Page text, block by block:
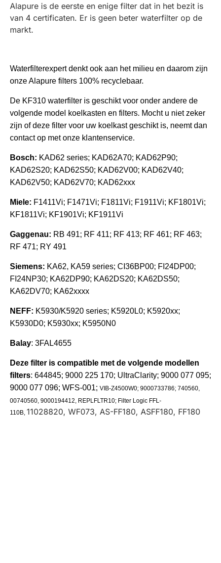
Alapure is de eerste en enige filter dat in het bezit is
van 4 certificaten. Er is geen beter waterfilter op de
markt.
Waterfilterexpert denkt ook aan het milieu en daarom zijn
onze Alapure filters 100% recyclebaar.
De KF310 waterfilter is geschikt voor onder andere de
volgende model koelkasten en filters. Mocht u niet zeker
zijn of deze filter voor uw koelkast geschikt is, neemt dan
contact op met onze klantenservice.
Bosch: KAD62 series; KAD62A70; KAD62P90;
KAD62S20; KAD62S50; KAD62V00; KAD62V40;
KAD62V50; KAD62V70; KAD62xxx
Miele: F1411Vi; F1471Vi; F1811Vi; F1911Vi; KF1801Vi;
KF1811Vi; KF1901Vi; KF1911Vi
Gaggenau: RB 491; RF 411; RF 413; RF 461; RF 463;
RF 471; RY 491
Siemens: KA62, KA59 series; CI36BP00; FI24DP00;
FI24NP30; KA62DP90; KA62DS20; KA62DS50;
KA62DV70; KA62xxxx
NEFF: K5930/K5920 series; K5920L0; K5920xx;
K5930D0; K5930xx; K5950N0
Balay: 3FAL4655
Deze filter is compatible met de volgende modellen
filters: 644845; 9000 225 170; UltraClarity; 9000 077 095;
9000 077 096; WFS-001; VIB-Z4500W0; 9000733786; 740560,
00740560, 9000194412, REPLFLTR10; Filter Logic FFL-
110B, 11028820, WF073, AS-FF180, ASFF180, FF180